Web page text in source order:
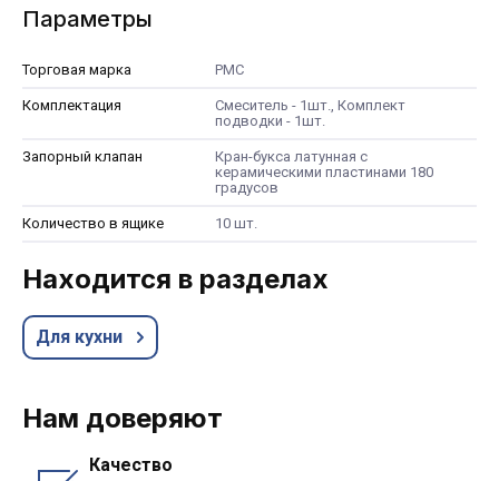
Параметры
Торговая марка РМС
Комплектация
Смеситель - 1шт., Комплект
подводки - 1шт.
Запорный клапан
Кран-букса латунная с
керамическими пластинами 180
градусов
Количество в ящике 10 шт.
Находится в разделах
Для кухни
Нам доверяют
Качество